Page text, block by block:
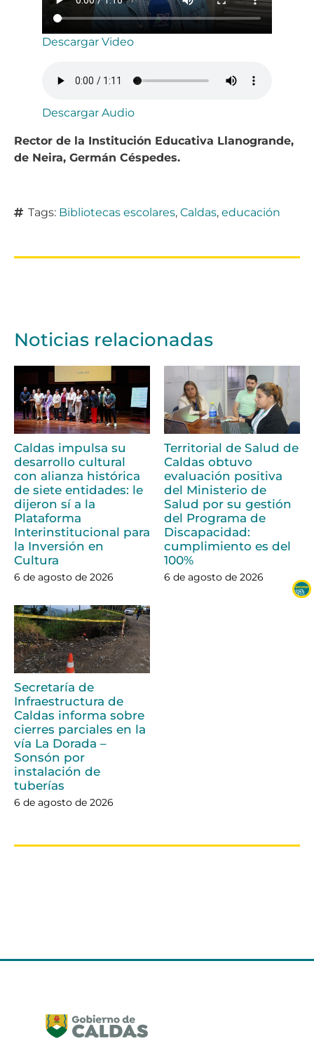
Descargar Video
Descargar Audio
Rector de la Institución Educativa Llanogrande,
de Neira, Germán Céspedes.
Tags: Bibliotecas escolares, Caldas, educación
Noticias relacionadas
Caldas impulsa su
desarrollo cultural
con alianza histórica
de siete entidades: le
dijeron sí a la
Plataforma
Interinstitucional para
la Inversión en
Cultura
6 de agosto de 2026
Territorial de Salud de
Caldas obtuvo
evaluación positiva
del Ministerio de
Salud por su gestión
del Programa de
Discapacidad:
cumplimiento es del
100%
6 de agosto de 2026
Secretaría de
Infraestructura de
Caldas informa sobre
cierres parciales en la
vía La Dorada –
Sonsón por
instalación de
tuberías
6 de agosto de 2026